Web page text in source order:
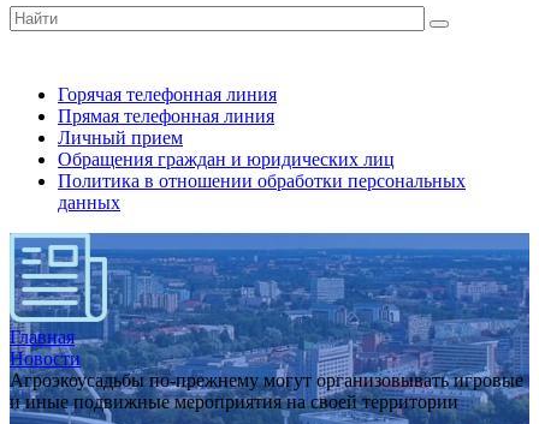
Горячая телефонная линия
Прямая телефонная линия
Личный прием
Обращения граждан и юридических лиц
Политика в отношении обработки персональных
данных
Главная
Новости
Агроэкоусадьбы по-прежнему могут организовывать игровые
и иные подвижные мероприятия на своей территории